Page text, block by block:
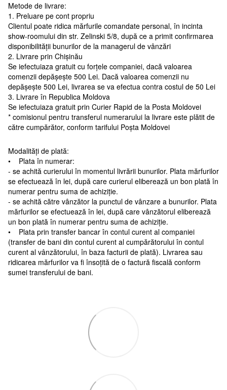
Metode de livrare:
1. Preluare pe cont propriu
Clientul poate ridica mărfurile comandate personal, în incinta
show-roomului din str. Zelinski 5/8, după ce a primit confirmarea
disponibilității bunurilor de la managerul de vânzări
2. Livrare prin Chișinău
Se iefectuiaza gratuit cu forțele companiei, dacă valoarea
comenzii depășește 500 Lei. Dacă valoarea comenzii nu
depășește 500 Lei, livrarea se va efectua contra costul de 50 Lei
3. Livrare în Republica Moldova
Se iefectuiaza gratuit prin Curier Rapid de la Posta Moldovei
* comisionul pentru transferul numerarului la livrare este plătit de
către cumpărător, conform tarifului Poșta Moldovei
Modalități de plată:
• Plata în numerar:
- se achită curierului în momentul livrării bunurilor. Plata mărfurilor
se efectuează în lei, după care curierul eliberează un bon plată în
numerar pentru suma de achiziție.
- se achită către vânzător la punctul de vânzare a bunurilor. Plata
mărfurilor se efectuează în lei, după care vânzătorul eliberează
un bon plată în numerar pentru suma de achiziție.
• Plata prin transfer bancar în contul curent al companiei
(transfer de bani din contul curent al cumpărătorului în contul
curent al vânzătorului, în baza facturii de plată). Livrarea sau
ridicarea mărfurilor va fi însoțită de o factură fiscală conform
sumei transferului de bani.